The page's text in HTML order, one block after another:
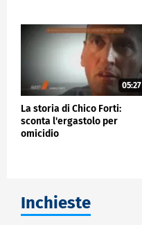
05:27
La storia di Chico Forti:
sconta l'ergastolo per
omicidio
Inchieste